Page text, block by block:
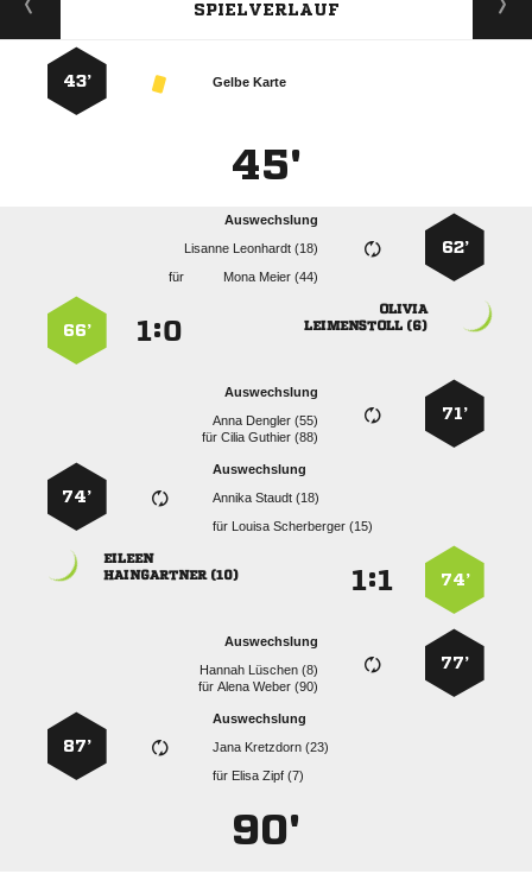
SPIELVERLAUF
Gelbe Karte
43’
45'
62’
Auswechslung
  
für
  

 
:
66’
71’
Auswechslung
  
für  
Auswechslung
  
für   
74’
74’
:

 
77’
Auswechslung
  
für  
Auswechslung
  
für   
87’
90'